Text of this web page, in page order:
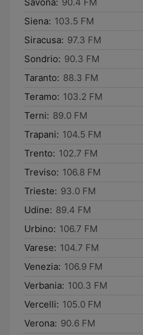
Siena: 103.5 FM
Siracusa: 97.3 FM
Sondrio: 90.3 FM
Taranto: 88.3 FM
Teramo: 103.2 FM
Terni: 89.0 FM
Trapani: 104.5 FM
Trento: 102.7 FM
Treviso: 106.8 FM
Trieste: 93.0 FM
Udine: 89.4 FM
Urbino: 106.7 FM
Varese: 104.7 FM
Venezia: 106.9 FM
Verbania: 100.3 FM
Vercelli: 105.0 FM
Verona: 90.6 FM